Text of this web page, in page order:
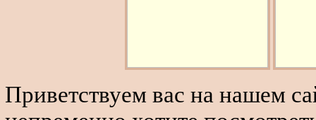
Приветствуем вас на нашем